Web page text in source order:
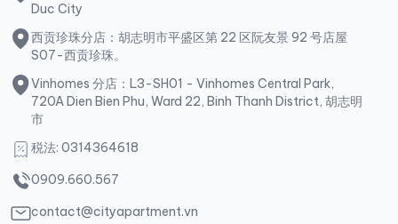
Duc City
西贡珍珠分店：胡志明市平盛区第 22 区阮友景 92 号店屋
S07-西贡珍珠。
Vinhomes 分店：L3-SH01 - Vinhomes Central Park,
720A Dien Bien Phu, Ward 22, Binh Thanh District, 胡志明
市
税法: 0314364618
0909.660.567
contact@cityapartment.vn